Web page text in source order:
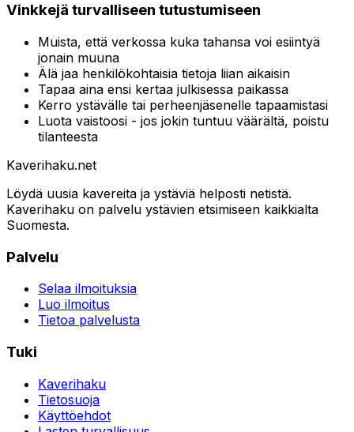
Vinkkejä turvalliseen tutustumiseen
Muista, että verkossa kuka tahansa voi esiintyä
jonain muuna
Älä jaa henkilökohtaisia tietoja liian aikaisin
Tapaa aina ensi kertaa julkisessa paikassa
Kerro ystävälle tai perheenjäsenelle tapaamistasi
Luota vaistoosi - jos jokin tuntuu väärältä, poistu
tilanteesta
Kaverihaku.net
Löydä uusia kavereita ja ystäviä helposti netistä.
Kaverihaku on palvelu ystävien etsimiseen kaikkialta
Suomesta.
Palvelu
Selaa ilmoituksia
Luo ilmoitus
Tietoa palvelusta
Tuki
Kaverihaku
Tietosuoja
Käyttöehdot